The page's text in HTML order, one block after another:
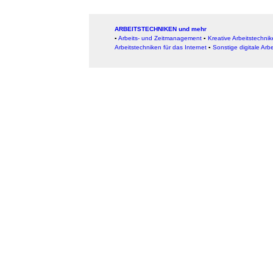
ARBEITSTECHNIKEN und mehr
▪ Arbeits- und Zeitmanagement ▪ Kreative
Arbeitstechniken für das Internet ▪ Sonstige digitale